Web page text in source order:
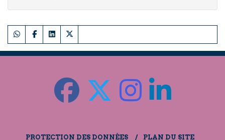
PROTECTION DES DONNÉES PLAN DU SITE